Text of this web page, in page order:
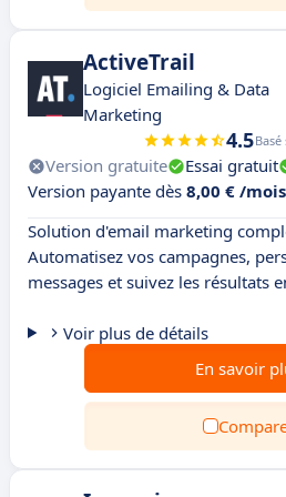
ActiveTrail
Logiciel Emailing & Data
Marketing
4.5
Version gratuite Essai gratuit
Version payante dès 8,00 € /mois
Solution d'email marketing
Automatisez vos campagnes,
messages et suivez les résultats
Voir plus de détails
En savoir